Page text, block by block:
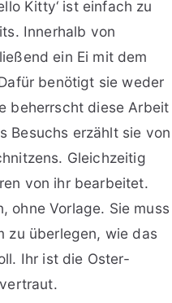
Kitty‘ ist einfach zu
Innerhalb von
ein Ei mit dem
benötigt sie weder
beherrscht diese Arbeit
Besuchs erzählt sie von
Gleichzeitig
von ihr bearbeitet.
ohne Vorlage. Sie muss
zu überlegen, wie das
Ihr ist die Oster-